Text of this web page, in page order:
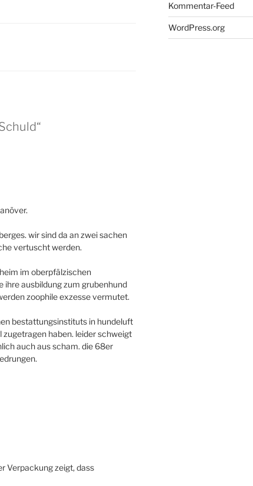
wir sind da an zwei sachen
vertuscht werden.
im oberpfälzischen
ihre ausbildung zum grubenhund
zoophile exzesse vermutet.
bestattungsinstituts in hundeluft
zugetragen haben. leider schweigt
auch aus scham. die 68er
Verpackung zeigt, dass
Kommentar-Feed
WordPress.org